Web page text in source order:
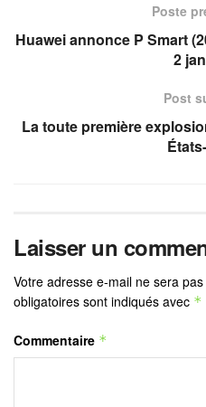
Poste
Huawei annonce P Smart
2
Post
La toute première
Laisser un
Votre adresse e-mail ne sera
obligatoires sont indiqués avec *
Commentaire *